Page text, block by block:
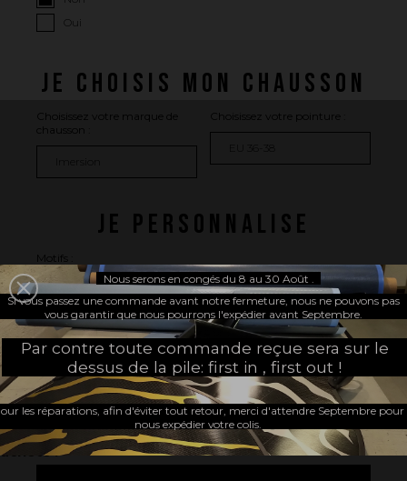
Oui
JE CHOISIS MON CHAUSSON
Choisissez votre marque de
chausson :
Choisissez votre pointure :
JE PERSONNALISE
Motifs :
Sans
Côté chausson (+16.67 €)
Côté talon (+16.67 €)
Côté chausson et talon (+33.33 €)
Les clients qui ont acheté ce produit ont également
acheté :
Nous serons en congés du 8 au 30 Août .
Si vous passez une commande avant notre fermeture, nous ne pouvons pas
vous garantir que nous pourrons l'expédier avant Septembre.
Par contre toute commande reçue sera sur le
dessus de la pile: first in , first out !
les réparations, afin d'éviter tout retour, merci d'attendre Septembre pour
nous expédier votre colis.